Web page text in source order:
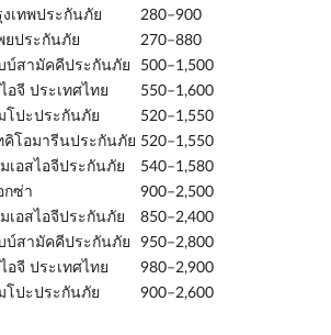
งเทพประกันภัย
280–900
ยประกันภัย
270–880
บ์สามัคคีประกันภัย
500–1,500
ไอจี ประเทศไทย
550–1,600
โปะประกันภัย
520–1,550
คิโอมารีนประกันภัย 520–1,550
มเอสไอจีประกันภัย
540–1,580
กซ่า
900–2,500
มเอสไอจีประกันภัย
850–2,400
บ์สามัคคีประกันภัย 950–2,800
ไอจี ประเทศไทย
980–2,900
โปะประกันภัย 900–2,600